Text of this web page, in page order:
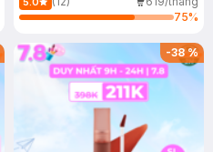
75%
-38%